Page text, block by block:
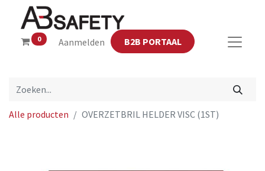
0 Aanmelden B2B PORTAAL
Alle producten OVERZETBRIL HELDER VISC (1ST)